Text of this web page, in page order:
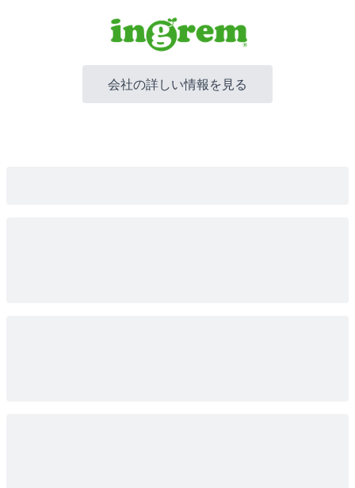
会社の詳しい情報を見る